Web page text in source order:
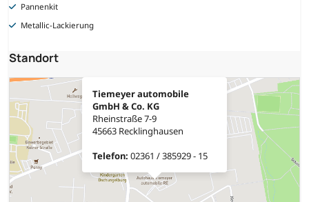
Pannenkit
Metallic-Lackierung
Standort
Tiemeyer automobile
GmbH & Co. KG
Rheinstraße 7-9
45663 Recklinghausen
Telefon: 02361 / 385929 - 15